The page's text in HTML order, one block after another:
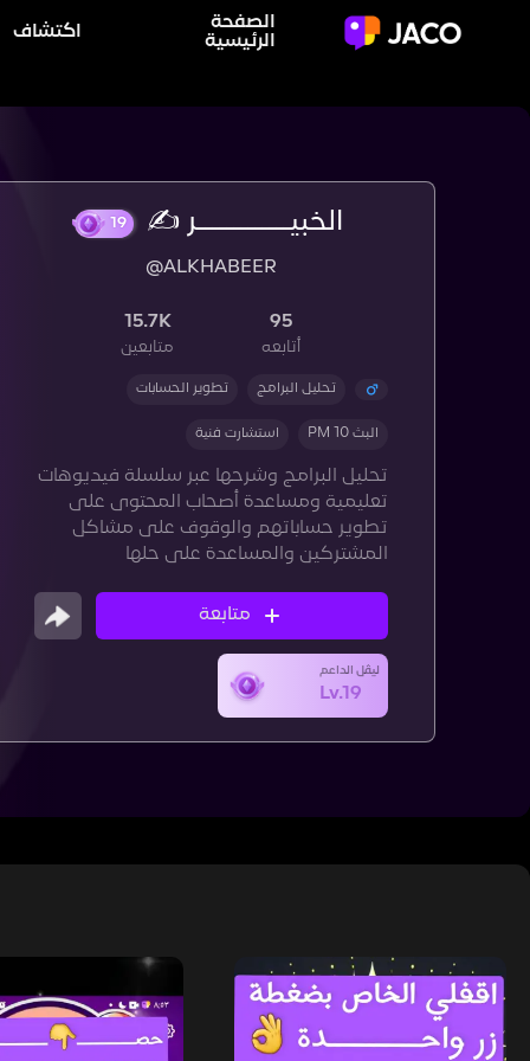
الصفحة
الرئيسية
اكتشاف
الخبيـــــــــــــر ✍️
@ALKHABEER
95
أتابعه
15.7K
متابعين
تحليل البرامج تطوير الحسابات
البث 10 PM استشارت فنية
تحليل البرامج وشرحها عبر سلسلة فيديوهات
تعليمية ومساعدة أصحاب المحتوى على
تطوير حساباتهم والوقوف على مشاكل
المشتركين والمساعدة على حلها
متابعة
ليڤل الداعم
Lv.19